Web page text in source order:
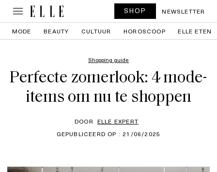
SHOP NEWSLETTER
MODE BEAUTY CULTUUR HOROSCOOP ELLE ETEN
Shopping guide
Perfecte zomerlook: 4 mode-
items om nu te shoppen
DOOR ELLE EXPERT
GEPUBLICEERD OP : 21/06/2025